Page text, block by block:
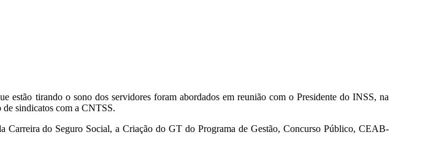
estão tirando o sono dos servidores foram abordados em reunião com o Presidente do INSS, na
de sindicatos com a CNTSS.
Carreira do Seguro Social, a Criação do GT do Programa de Gestão, Concurso Público, CEAB-